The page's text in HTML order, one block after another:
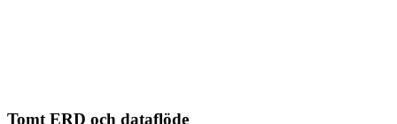
Tomt ERD och dataflöde